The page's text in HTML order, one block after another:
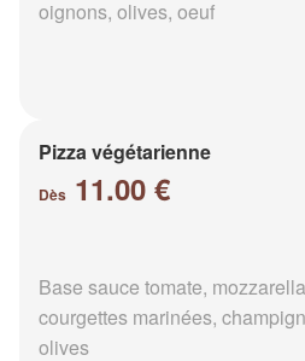
oignons, olives, oeuf
Pizza végétarienne
Dès 11.00 €
Base sauce tomate,
courgettes marinées,
olives